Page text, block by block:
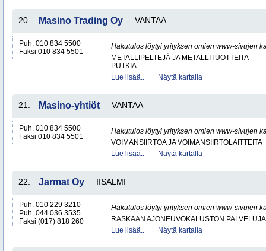
20. Masino Trading Oy VANTAA
Puh. 010 834 5500
Faksi 010 834 5501
Hakutulos löytyi yrityksen omien www-sivujen
METALLIPELTEJÄ JA METALLITUOTTEITA
PUTKIA
Lue lisää..
Näytä kartalla
21. Masino-yhtiöt VANTAA
Puh. 010 834 5500
Faksi 010 834 5501
Hakutulos löytyi yrityksen omien www-sivujen
VOIMANSIIRTOA JA VOIMANSIIRTOLAITTEITA
Lue lisää..
Näytä kartalla
22. Jarmat Oy IISALMI
Puh. 010 229 3210
Puh. 044 036 3535
Faksi (017) 818 260
Hakutulos löytyi yrityksen omien www-sivujen
RASKAAN AJONEUVOKALUSTON
Lue lisää..
Näytä kartalla